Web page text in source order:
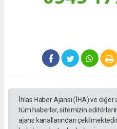
İhlas Haber Ajansı (İHA) ve
tüm haberler, sitemizin
ajans kanallarından